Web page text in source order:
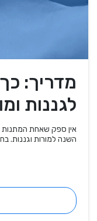
מדריך:
לגננות
אין ספק שאחת
השנה למורות וגננות.